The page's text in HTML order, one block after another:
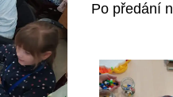
Po předání